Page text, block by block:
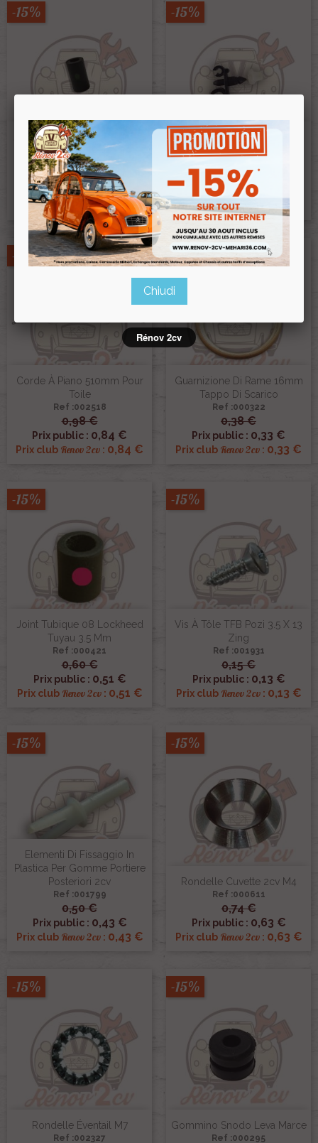
Joint Tubique 08 Lhm Tuyau
3.5mm
Ref :000420
0,60 €
Prix public :0,51 €
Prix clubRenov 2cv:0,51 €
-15%
Staffa Di Fissaggio Per Tubo
Freno E Tubo Benzina
2,50 €
Prix public :2,12 €
Prix clubRenov 2cv: 2,12 €
-15%
Corde À Piano 510mm Pour
Toile
Ref :002518
0,98 €
Prix public : 0,84 €
Prix club Renov 2cv : 0,84 €
-15%
Guarnizione Di Rame 16mm
Tappo Di Scarico
Ref :000322
0,38 €
Prix public : 0,33 €
Prix club Renov 2cv : 0,33 €
-15%
Joint Tubique 08 Lockheed
Tuyau 3.5 Mm
Ref :000421
0,60 €
Prix public : 0,51 €
Prix club Renov 2cv: 0,51 €
-15%
Vis À Tôle TFB Pozi 3.5 X 13
Zing
Ref :001931
0,15 €
Prix public : 0,13 €
Prix club Renov 2cv: 0,13 €
-15%
Elementi Di Fissaggio In
Plastica Per Gomme Portiere
Posteriori 2cv
Ref :001799
0,50 €
Prix public : 0,43 €
Prix club Renov 2cv: 0,43 €
-15%
Rondelle Cuvette 2cv M4
Ref :000611
0,74 €
Prix public : 0,63 €
Prix club Renov 2cv: 0,63 €
-15%
Rondelle Éventail M7
Ref :002327
-15%
Gommino Snodo Leva Marce
Ref :000295
-15%
Chiudi
Rénov 2cv